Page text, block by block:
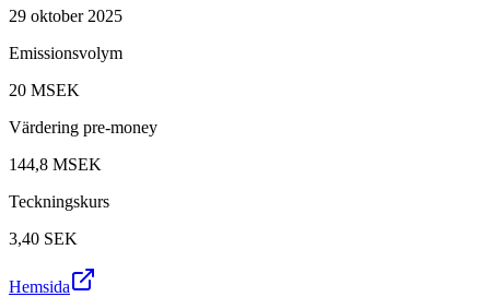
29 oktober 2025
Emissionsvolym
20 MSEK
Värdering pre-money
144,8 MSEK
Teckningskurs
3,40 SEK
Hemsida